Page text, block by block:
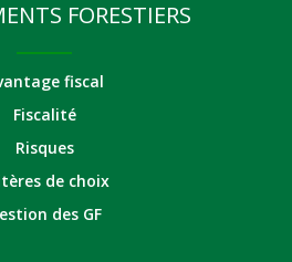
FORESTIERS
fiscal
Fiscalité
Risques
de choix
des GF